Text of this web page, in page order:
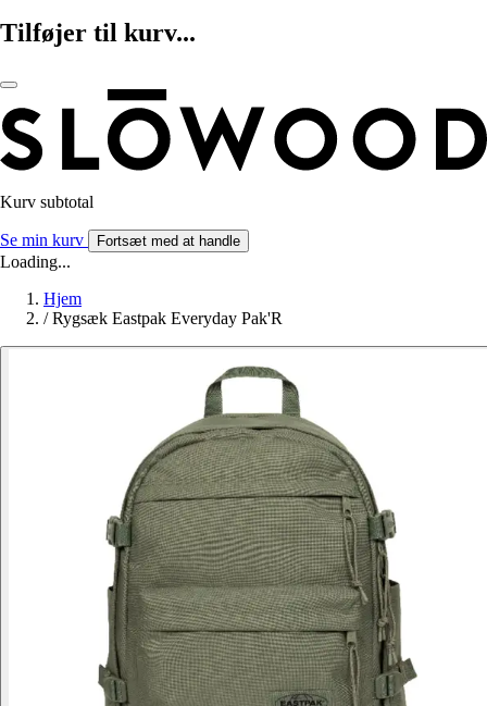
Tilføjer til kurv...
Kurv subtotal
Se min kurv Fortsæt med at handle
Loading...
Hjem
/ Rygsæk Eastpak Everyday Pak'R